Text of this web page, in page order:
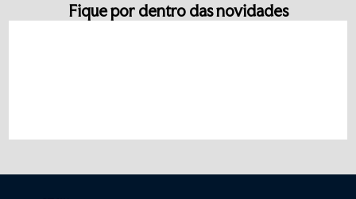
Fique por dentro das novidades